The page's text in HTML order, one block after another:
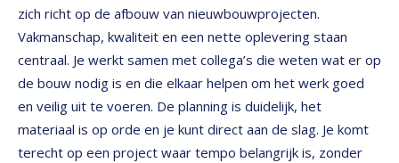
zich richt op de afbouw van nieuwbouwprojecten.
Vakmanschap, kwaliteit en een nette oplevering staan
centraal. Je werkt samen met collega’s die weten wat er op
de bouw nodig is en die elkaar helpen om het werk goed
en veilig uit te voeren. De planning is duidelijk, het
materiaal is op orde en je kunt direct aan de slag. Je komt
terecht op een project waar tempo belangrijk is, zonder